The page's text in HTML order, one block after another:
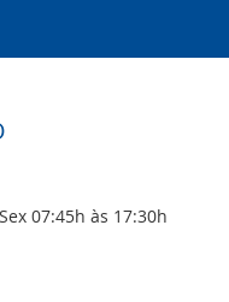
07:45h às 17:30h